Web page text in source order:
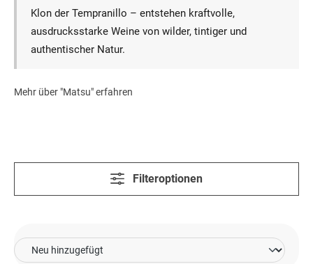
Klon der Tempranillo – entstehen kraftvolle,
ausdrucksstarke Weine von wilder, tintiger und
authentischer Natur.
Mehr über "Matsu" erfahren
Filteroptionen